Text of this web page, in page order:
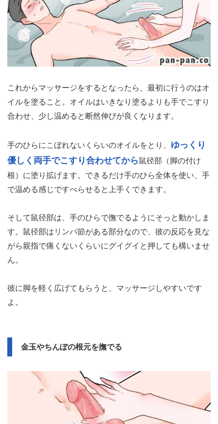
これからマッサージをするとなったら、最初に行うのはオ
イルを塗ること。オイルはいきなり塗るよりも手でこすり
合わせ、少し温めると断然伸びが良くなります。
手のひらにこぼれないくらいのオイルをとり、 ゆっくり
優しく両手でこすり合わせてから鼠径部（脚の付け
根）に塗り拡げます。できるだけ手のひら全体を使い、手
で温める感じですべらせると上手くできます。
そして鼠径部は、手のひらで撫でるようにそっと動かしま
す。鼠径部はリンパ節がある部分なので、彼の反応を見な
がら親指で痛くないくらいにグイグイと押しても構いませ
ん。
彼に脚を軽く広げてもらうと、マッサージしやすいです
よ。
金玉やちんぽの根元を撫でる